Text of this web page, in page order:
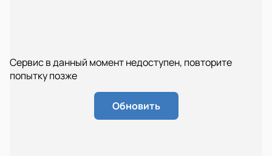
Сервис в данный момент недоступен, повторите
попытку позже
Обновить